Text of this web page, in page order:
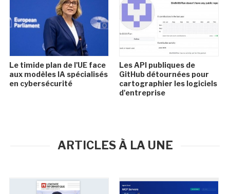
Le timide plan de l'UE face
aux modèles IA spécialisés
en cybersécurité
Les API publiques de
GitHub détournées pour
cartographier les logiciels
d'entreprise
ARTICLES À LA UNE